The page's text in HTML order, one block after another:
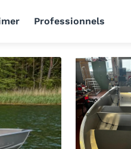
Professionnels